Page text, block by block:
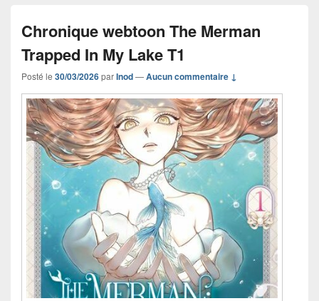
Chronique webtoon The Merman
Trapped In My Lake T1
Posté le 30/03/2026parInod—Aucun commentaire ↓